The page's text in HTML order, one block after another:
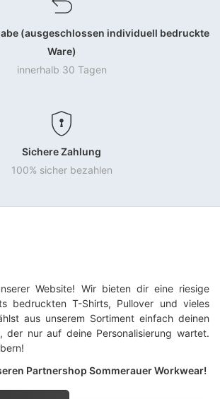
(ausgeschlossen individuell bedruckte
Ware)
innerhalb 30 Tagen
Sichere Zahlung
100% sicher bezahlen
Website! Wir bieten dir eine riesige
bedruckten T-Shirts, Pullover und vieles
aus unserem Sortiment einfach deinen
der nur auf deine Personalisierung wartet.
Partnershop Sommerauer Workwear!